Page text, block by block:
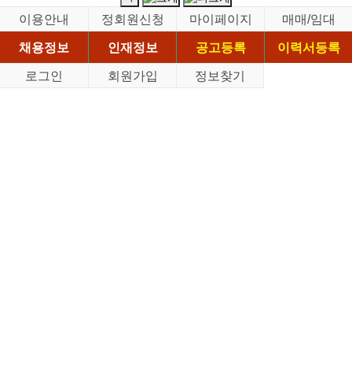
이용안내 정회원신청 마이페이지
매매/임대
채용정보
인재정보 공고등록
이력서등록
로그인
회원가입 정보찾기